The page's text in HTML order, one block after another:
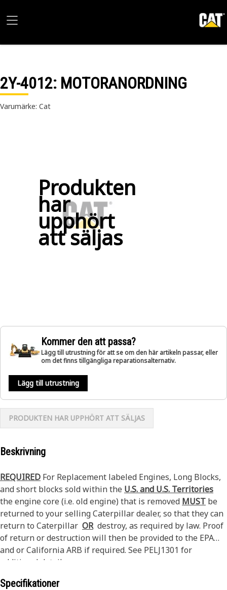
2Y-4012: MOTORANORDNING
Varumärke: Cat
Produkten
har
upphört
att säljas
Kommer den att passa?
Lägg till utrustning för att se om den här artikeln passar, eller
om det finns tillgängliga reparationsalternativ.
Lägg till utrustning
PRODUKTEN HAR UPPHÖRT ATT SÄLJAS
Beskrivning
REQUIRED For Replacement labeled Engines, Long Blocks,
and short blocks sold within the U.S. and U.S. Territories
the engine core (i.e. old engine) that is removed MUST be
returned to your selling Caterpillar dealer, so that they can
return to Caterpillar ORdestroy, as required by law. Proof
of return or destruction will then be provided to the EPA
and or California ARB if required. See PELJ1301 for
additional details.
Specifikationer